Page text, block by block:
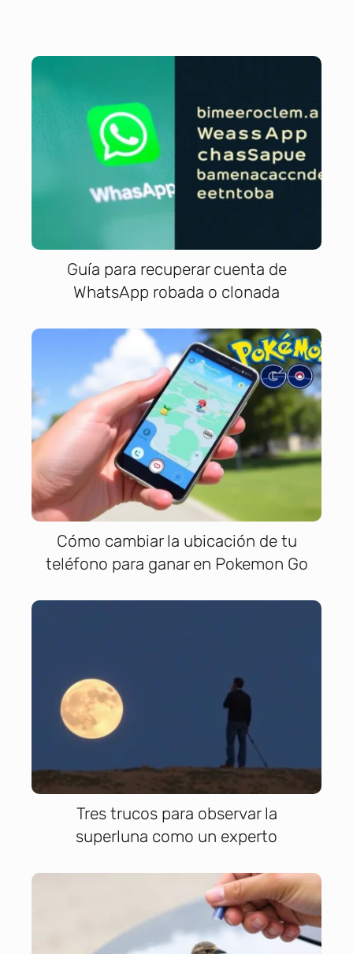
Guía para recuperar cuenta de
WhatsApp robada o clonada
Cómo cambiar la ubicación de tu
teléfono para ganar en Pokemon Go
Tres trucos para observar la
superluna como un experto